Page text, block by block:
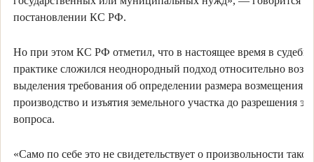
постановлении КС РФ.
Но при этом КС РФ отметил, что в настоящее время в
практике сложился неоднородный подход относительно
выделения требования об определении размера возмещения в
производство и изъятия земельного участка до разрешения
вопроса.
«Само по себе это не свидетельствует о произвольности